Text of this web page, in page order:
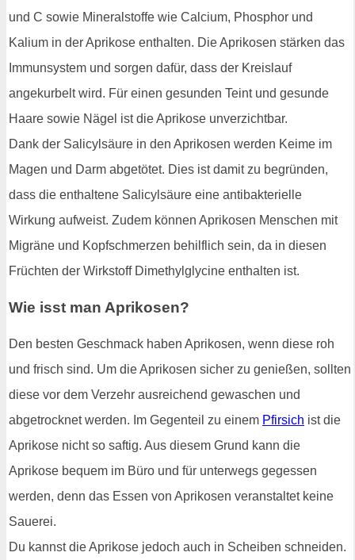
und C sowie Mineralstoffe wie Calcium, Phosphor und
Kalium in der Aprikose enthalten. Die Aprikosen stärken das
Immunsystem und sorgen dafür, dass der Kreislauf
angekurbelt wird. Für einen gesunden Teint und gesunde
Haare sowie Nägel ist die Aprikose unverzichtbar.
Dank der Salicylsäure in den Aprikosen werden Keime im
Magen und Darm abgetötet. Dies ist damit zu begründen,
dass die enthaltene Salicylsäure eine antibakterielle
Wirkung aufweist. Zudem können Aprikosen Menschen mit
Migräne und Kopfschmerzen behilflich sein, da in diesen
Früchten der Wirkstoff Dimethylglycine enthalten ist.
Wie isst man Aprikosen?
Den besten Geschmack haben Aprikosen, wenn diese roh
und frisch sind. Um die Aprikosen sicher zu genießen, sollten
diese vor dem Verzehr ausreichend gewaschen und
abgetrocknet werden. Im Gegenteil zu einem Pfirsich ist die
Aprikose nicht so saftig. Aus diesem Grund kann die
Aprikose bequem im Büro und für unterwegs gegessen
werden, denn das Essen von Aprikosen veranstaltet keine
Sauerei.
Du kannst die Aprikose jedoch auch in Scheiben schneiden.